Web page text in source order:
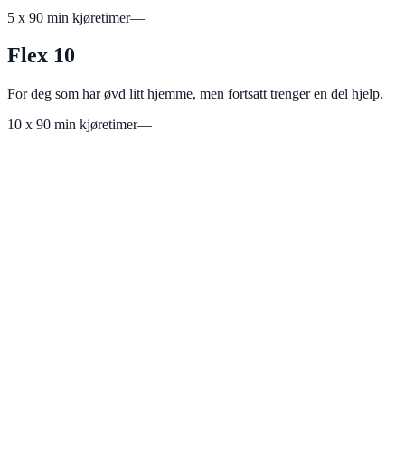
5 x 90 min kjøretimer—
Flex 10
For deg som har øvd litt hjemme, men fortsatt trenger en del hjelp.
10 x 90 min kjøretimer—